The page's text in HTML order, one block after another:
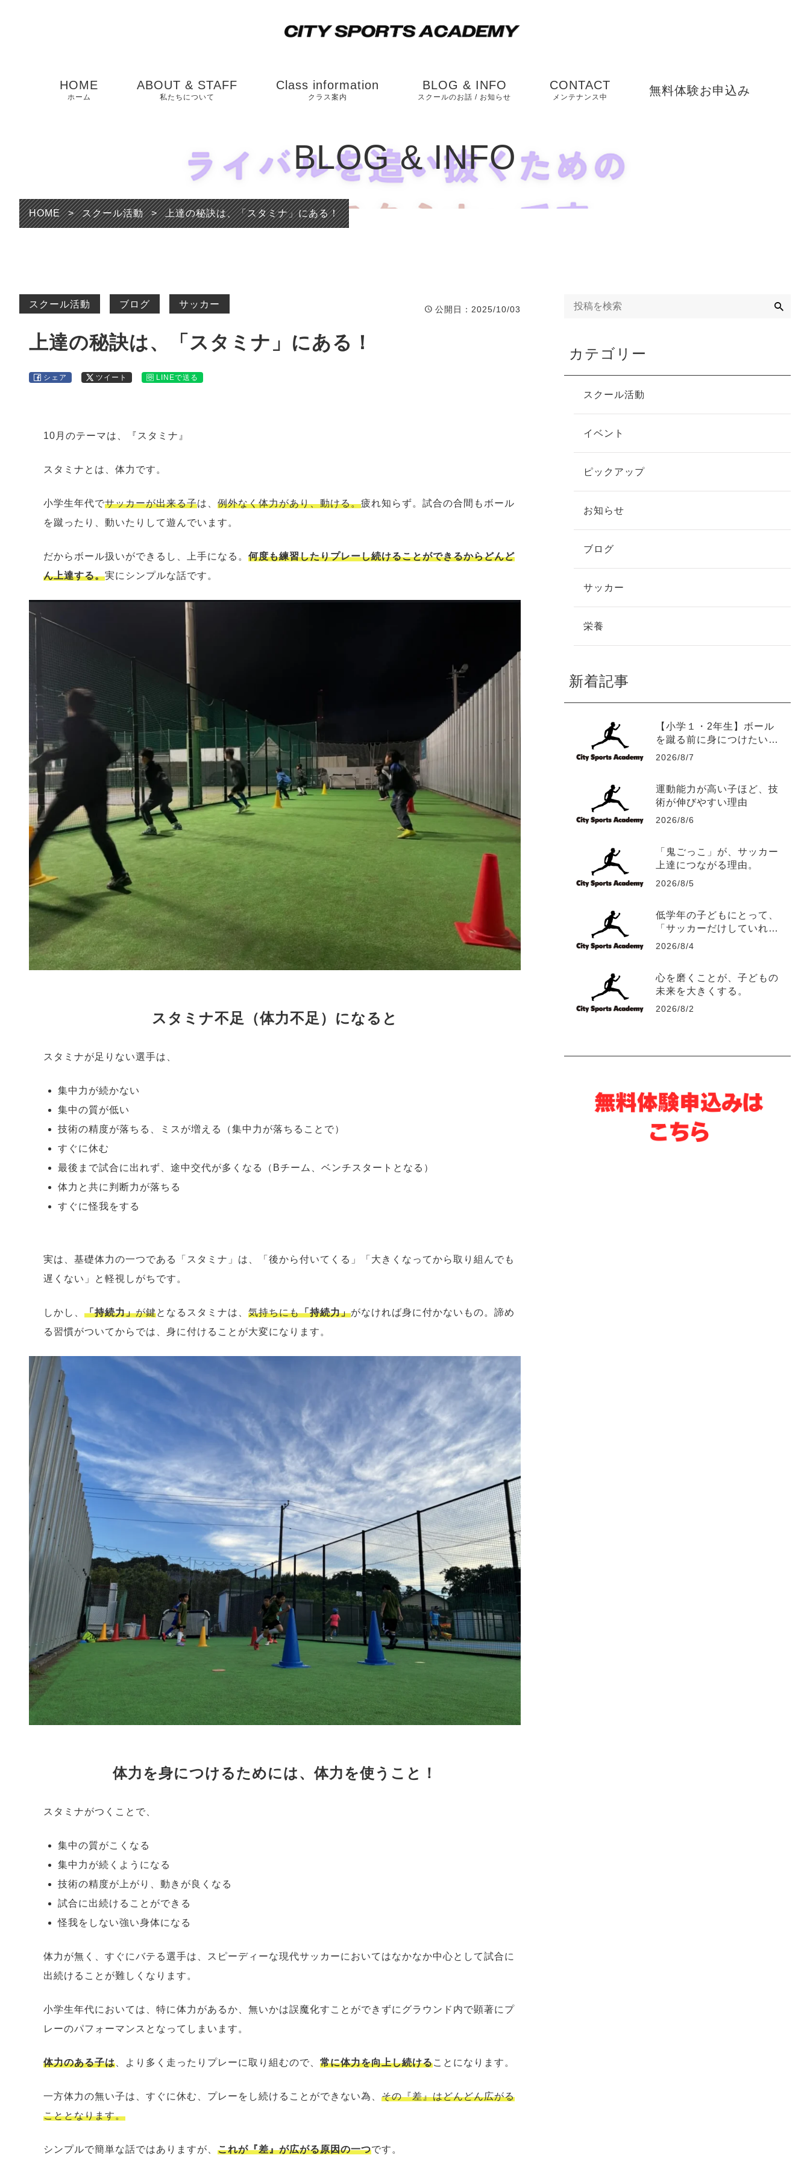
HOME
ホーム
ABOUT & STAFF
私たちについて
Class information
クラス案内
カレッジ横）
市川校（和洋学園
運動能力向上のスク
BLOG & INFO
スクールのお話 / お知らせ
スクールのお話
CONTACT
メンテナンス中
無料体験お申込み
BLOG & INFO
HOME > スクール活動 > 上達の秘訣は、「スタミナ」にある！
スクール活動 ブログ サッカー
公開日 ：2025/10/03
上達の秘訣は、「スタミナ」にある！
シェア ツイート LINEで送る
10月のテーマは、『スタミナ』
スタミナとは、体力です。
小学生年代でサッカーが出来る子は、 例外なく体力があり、動ける。疲れ知らず。試合の合間もボール
を蹴ったり、動いたりして遊んでいます。
だからボール扱いができるし、上手になる。 何度も練習したりプレーし続けることができるからどんど
ん上達する。実にシンプルな話です。
スタミナ不足（体力不足）になると
スタミナが足りない選手は、
集中力が続かない
集中の質が低い
技術の精度が落ちる、ミスが増える（集中力が落ちることで）
すぐに休む
最後まで試合に出れず、途中交代が多くなる（Bチーム、ベンチスタートとなる）
体力と共に判断力が落ちる
すぐに怪我をする
実は、基礎体力の一つである「スタミナ」は、「後から付いてくる」「大きくなってから取り組んでも
遅くない」と軽視しがちです。
しかし、 「持続力」が鍵となるスタミナは、 気持ちにも「持続力」がなければ身に付かないもの。諦め
る習慣がついてからでは、身に付けることが大変になります。
体力を身につけるためには、体力を使うこと！
スタミナがつくことで、
集中の質がこくなる
集中力が続くようになる
技術の精度が上がり、動きが良くなる
試合に出続けることができる
怪我をしない強い身体になる
体力が無く、すぐにバテる選手は、スピーディーな現代サッカーにおいてはなかなか中心として試合に
出続けることが難しくなります。
小学生年代においては、特に体力があるか、無いかは誤魔化すことができずにグラウンド内で顕著にプ
レーのパフォーマンスとなってしまいます。
体力のある子は 、より多く走ったりプレーに取り組むので、 常に体力を向上し続けることになります。
一方体力の無い子は、すぐに休む、プレーをし続けることができない為、 その『差』はどんどん広がる
こととなります。
シンプルで簡単な話ではありますが、 これが『差』が広がる原因の一つです。
カテゴリー
スクール活動
イベント
ピックアップ
お知らせ
ブログ
サッカー
栄養
新着記事
【小学１・2年生】ボール
を蹴る前に身につけたい5
つの運動能力
2026/8/7
運動能力が高い子ほど、技
術が伸びやすい理由
2026/8/6
「鬼ごっこ」が、サッカー
上達につながる理由。
2026/8/5
低学年の子どもにとって、
「サッカーだけしていれ
ば、サッカーは上手くな
2026/8/4
心を磨くことが、子どもの
未来を大きくする。
2026/8/2